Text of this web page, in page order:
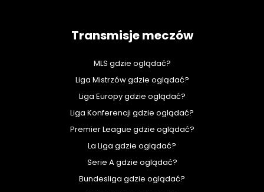
Transmisje meczów
MLS gdzie oglądać?
Liga Mistrzów gdzie oglądać?
Liga Europy gdzie oglądać?
Liga Konferencji gdzie oglądać?
Premier League gdzie oglądać?
La Liga gdzie oglądać?
Serie A gdzie oglądać?
Bundesliga gdzie oglądać?